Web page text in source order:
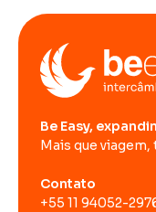
Be Easy,
Mais que
Contato
+55 11 94052-